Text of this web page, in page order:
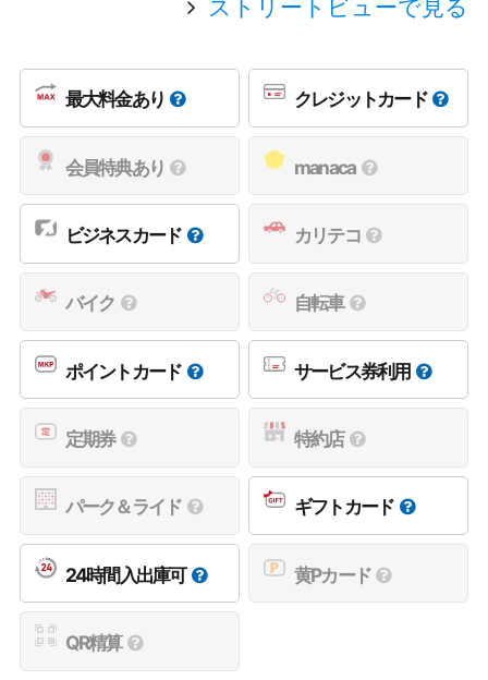
ストリートビューで見る
最大料金あり クレジットカード
会員特典あり manaca
ビジネスカード カリテコ
バイク 自転車
ポイントカード サービス券利用
定期券 特約店
パーク＆ライド ギフトカード
24時間入出庫可 黄Pカード
QR精算